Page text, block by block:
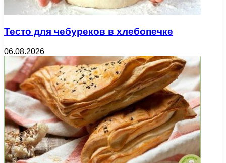
Тесто для чебуреков в хлебопечке
06.08.2026